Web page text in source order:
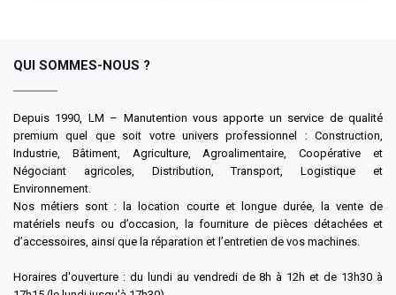
QUI SOMMES-NOUS ?
Depuis 1990, LM – Manutention vous apporte un service de qualité
premium quel que soit votre univers professionnel : Construction,
Industrie, Bâtiment, Agriculture, Agroalimentaire, Coopérative et
Négociant agricoles, Distribution, Transport, Logistique et
Environnement.
Nos métiers sont : la location courte et longue durée, la vente de
matériels neufs ou d’occasion, la fourniture de pièces détachées et
d’accessoires, ainsi que la réparation et l’entretien de vos machines.
Horaires d'ouverture : du lundi au vendredi de 8h à 12h et de 13h30 à